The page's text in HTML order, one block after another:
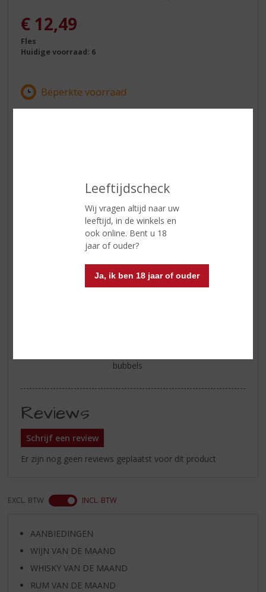
Leeftijdscheck
Wij vragen altijd naar uw
leeftijd, in de winkels en
ook online. Bent u 18
jaar of ouder?
Ja, ik ben 18 jaar of ouder
€ 12,49
Fles
Huidige voorraad: 6
75 CL
Alcoholpercentage
0% vol
Mousserend
Smaaktype Wijn
lichtgeel van kleur
bubbels
Reviews
Schrijf een review
Er zijn nog geen reviews geplaatst voor dit product
EXCL. BTW INCL. BTW
AANBIEDINGEN
WIJN VAN DE MAAND
WHISKY VAN DE MAAND
RUM VAN DE MAAND